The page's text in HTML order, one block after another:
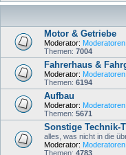
Motor & Getriebe
Moderator: Moderatoren
Themen: 7004
Fahrerhaus &
Moderator: Moderatoren
Themen: 6194
Aufbau
Moderator: Moderatoren
Themen: 5671
Sonstige Technik-
alles, was nicht in die
Moderator: Moderatoren
Themen: 4783